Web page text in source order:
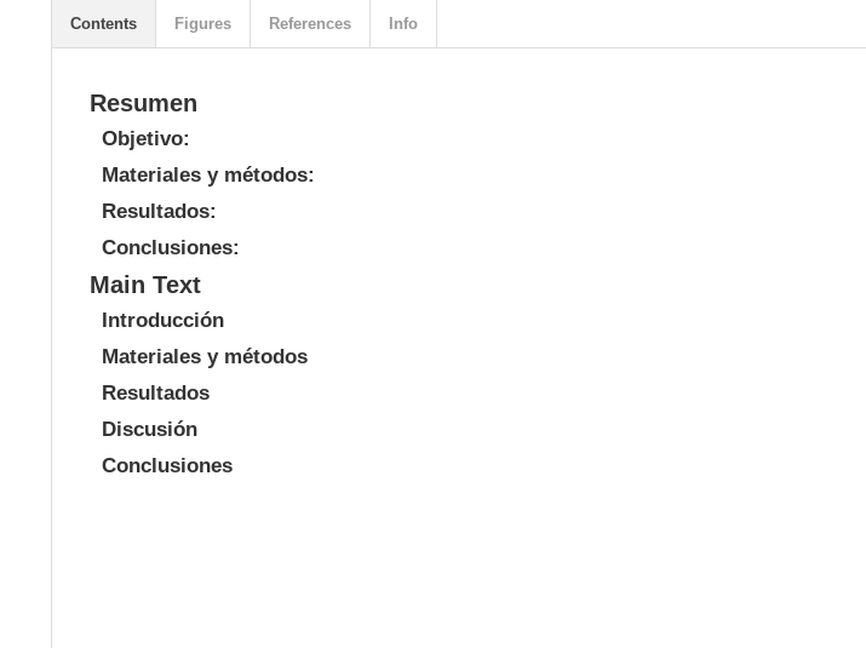
Resumen
Objetivo:
Materiales y métodos:
Resultados:
Conclusiones:
Main Text
Introducción
Materiales y métodos
Resultados
Discusión
Conclusiones
Contents Figures References Info